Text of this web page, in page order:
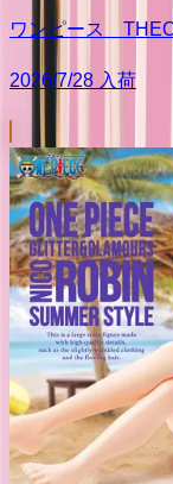
ワンピース
2026/7/28 入荷